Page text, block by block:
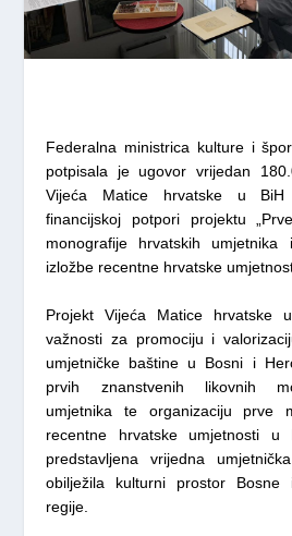
Federalna ministrica kulture i
potpisala je ugovor vrijedan
Vijeća Matice hrvatske u
financijskoj potpori projektu
monografije hrvatskih
izložbe recentne hrvatske
Projekt Vijeća Matice hrvatske
važnosti za promociju i
umjetničke baštine u Bosni i
prvih znanstvenih likovnih
umjetnika te organizaciju prve
recentne hrvatske umjetnosti
predstavljena vrijedna
obilježila kulturni prostor
regije.